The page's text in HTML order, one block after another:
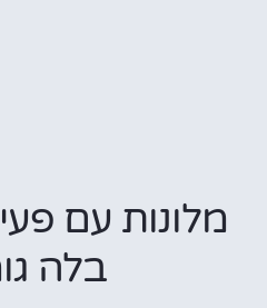
מלונות עם
בלה